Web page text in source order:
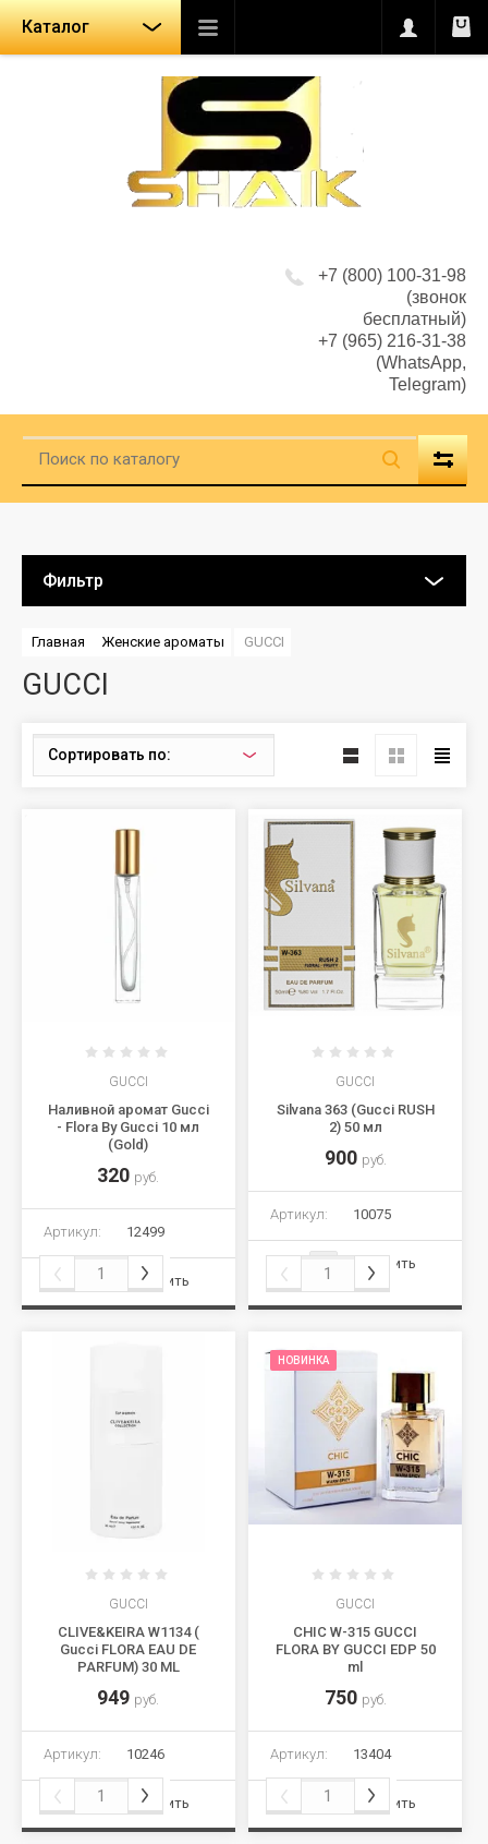
Каталог
+7 (800) 100-31-98
(звонок
бесплатный)
+7 (965) 216-31-38
(WhatsApp,
Telegram)
Фильтр
Главная Женские ароматы GUCCI
GUCCI
Сортировать по:
GUCCI
Наливной аромат Gucci
- Flora By Gucci 10 мл
(Gold)
320 руб.
Артикул: 12499
Сравнить
GUCCI
Silvana 363 (Gucci RUSH
2) 50 мл
900 руб.
Артикул: 10075
Сравнить
GUCCI
CLIVE&KEIRA W1134 (
Gucci FLORA EAU DE
PARFUM) 30 ML
949 руб.
Артикул: 10246
Сравнить
НОВИНКА
GUCCI
CHIC W-315 GUCCI
FLORA BY GUCCI EDP 50
ml
750 руб.
Артикул: 13404
Сравнить